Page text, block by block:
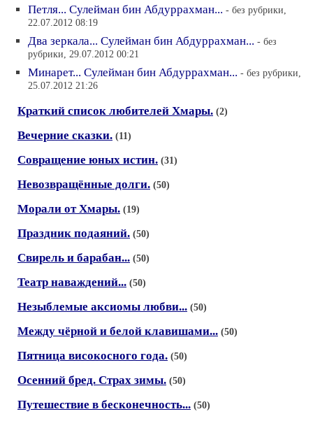
Петля... Сулейман бин Абдуррахман... - без рубрики,
22.07.2012 08:19
Два зеркала... Сулейман бин Абдуррахман... - без
рубрики, 29.07.2012 00:21
Минарет... Сулейман бин Абдуррахман... - без рубрики,
25.07.2012 21:26
Краткий список любителей Хмары. (2)
Вечерние сказки. (11)
Совращение юных истин. (31)
Невозвращённые долги. (50)
Морали от Хмары. (19)
Праздник подаяний. (50)
Свирель и барабан... (50)
Театр наваждений... (50)
Незыблемые аксиомы любви... (50)
Между чёрной и белой клавишами... (50)
Пятница високосного года. (50)
Осенний бред. Страх зимы. (50)
Путешествие в бесконечность... (50)